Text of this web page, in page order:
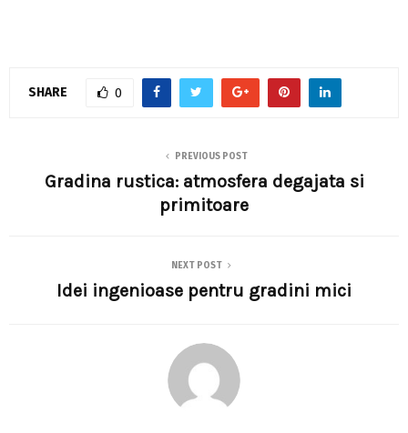
SHARE 0
PREVIOUS POST
Gradina rustica: atmosfera degajata si
primitoare
NEXT POST
Idei ingenioase pentru gradini mici